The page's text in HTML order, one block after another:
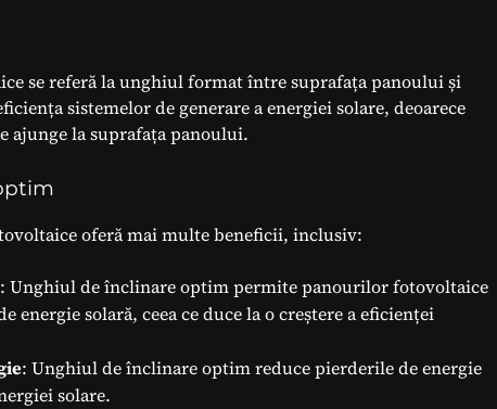
se referă la unghiul format între suprafața panoului și
sistemelor de generare a energiei solare, deoarece
ajunge la suprafața panoului.
oferă mai multe beneficii, inclusiv:
: Unghiul de înclinare optim permite panourilor fotovoltaice
energie solară, ceea ce duce la o creștere a eficienței
: Unghiul de înclinare optim reduce pierderile de energie
solare.